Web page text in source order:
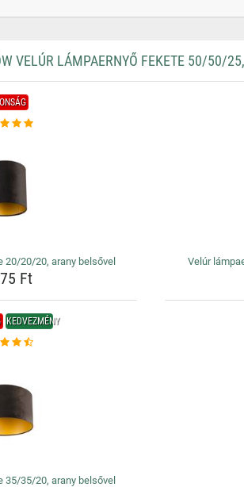
VELÚR LÁMPAERNYŐ FEKETE 50/50/
20/20/20, arany belsővel
Ft
Velúr
KEDVEZMÉNY
35/35/20, arany belsővel